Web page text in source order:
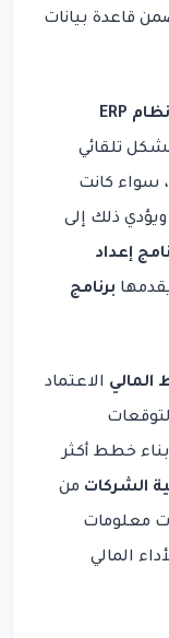
قاعدة بيانات
نظام ERP
بشكل تلقائي
سواء كانت
ذلك إلى
إعداد
برنامج
المالي الاعتماد
خطط أكثر
الشركات من
معلومات
المالي